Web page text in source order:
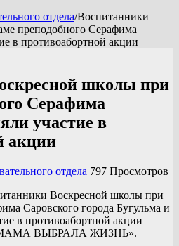
отдела/Воспитанники
преподобного Серафима
в противоабортной акции
школы при
Серафима
участие в
акции
отдела 797 Просмотров
Воскресной школы при
Саровского города Бугульма и
в противоабортной акции
ВЫБРАЛА ЖИЗНЬ».